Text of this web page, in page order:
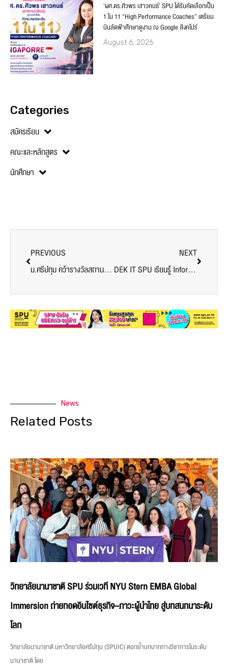
‘ผศ.ดร.ศิวพร เสาวคนธ์’ SPU ได้รับคัดเลือกเป็น
1 ใน 11 “High Performance Coaches” เตรียม
บินลัดฟ้าศึกษาดูงาน ณ Google สิงคโปร์
August 6, 2026
Categories
สมัครเรียน
คณะและหลักสูตร
นักศึกษา
PREVIOUS
ม.ศรีปทุม คว้ารางวัลสถานศึกษาปลอดภัยดีเด่น 4 ปีซ้อน
NEXT
DEK IT SPU เรียนรู้ Information Security Policy จากผู้เชี่ยวชาญ นายกสมาคม CIPAT
News
Related Posts
วิทยาลัยนานาชาติ SPU ร่วมเวที NYU Stern EMBA Global
Immersion ถ่ายทอดอินไซต์ธุรกิจ–ภาวะผู้นำไทย สู่บทสนทนาระดับ
โลก
วิทยาลัยนานาชาติ มหาวิทยาลัยศรีปทุม (SPUIC) ตอกย้ำบทบาททางวิชาการในระดับ
นานาชาติ โดย